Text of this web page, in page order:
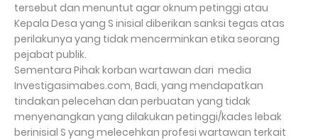
tersebut dan menuntut agar oknum petinggi atau
Kepala Desa yang S inisial diberikan sanksi tegas atas
perilakunya yang tidak mencerminkan etika seorang
pejabat publik.
Sementara Pihak korban wartawan dari media
Investigasimabes.com, Badi, yang mendapatkan
tindakan pelecehan dan perbuatan yang tidak
menyenangkan yang dilakukan petinggi/kades lebak
berinisial S yang melecehkan profesi wartawan terkait